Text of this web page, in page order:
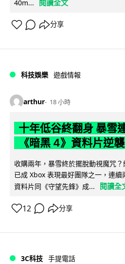
40m... 閱讀全文
分享
科技娛樂 遊戲情報
arthur 18 小時
十年低谷終翻身 暴雪
《暗黑 4》資料片逆襲
收購兩年，暴雪終於擺脫動視魔咒
已成 Xbox 表現最好團隊之一，連續
資料片同《守望先鋒》成...
閱讀全
12 分享
3C科技 手提電話